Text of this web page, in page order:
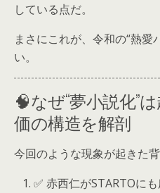
している点だ。
まさにこれが、令和の“熱愛
い。
🧠なぜ“夢小説化”
価の構造を解剖
今回のような現象が起きた
✅ 赤西仁がSTARTOに